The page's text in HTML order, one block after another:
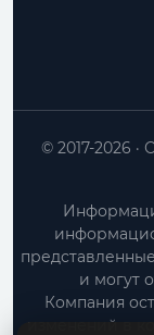
© 2017-2026
и могут
Компания
изменений в